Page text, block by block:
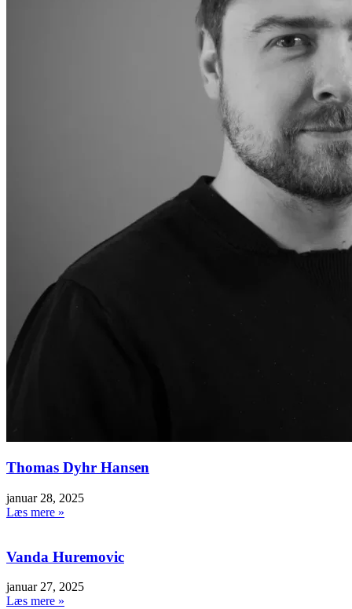
Thomas Dyhr Hansen
januar 28, 2025
Læs mere »
Vanda Huremovic
januar 27, 2025
Læs mere »